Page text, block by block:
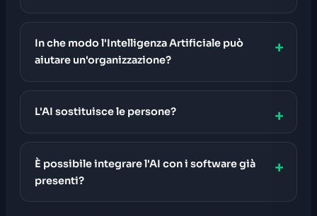
In che modo l'Intelligenza Artificiale può
aiutare un'organizzazione?
L'AI sostituisce le persone?
È possibile integrare l'AI con i software già
presenti?